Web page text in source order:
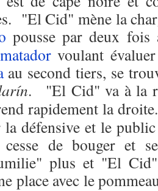
"El Cid" mène la
pousse par deux
matador voulant
au second tiers, se
. "El Cid" va à la
rapidement la droite.
la défensive et le
de bouger et
plus et "El
place avec le